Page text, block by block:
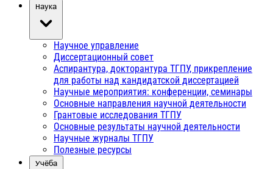
Наука
Научное управление
Диссертационный совет
Аспирантура, докторантура ТГПУ, прикрепление
для работы над кандидатской диссертацией
Научные мероприятия: конференции, семинары
Основные направления научной деятельности
Грантовые исследования ТГПУ
Основные результаты научной деятельности
Научные журналы ТГПУ
Полезные ресурсы
Учёба